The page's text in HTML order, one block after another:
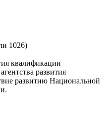
1026)
квалификации
развития
развитию Национальной